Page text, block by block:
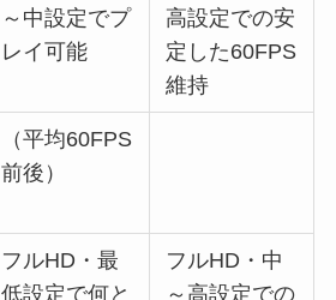
～中設定でプ
レイ可能
高設定での安
定した60FPS
維持
（平均60FPS
前後）
フルHD・最
低設定で何と
フルHD・中
～高設定での